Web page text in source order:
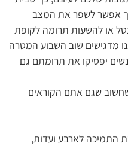
אפשר לשפר את המצב
או להשעות תרומה לקופת
מדגישים שוב השבוע המטרה
יפסיקו את תרומתם גם
שגם אתם הקוראים
התמיכה לארבע ועדות,